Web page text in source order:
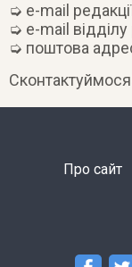
➭ e-mail
➭ e-mail
➭ поштова
Про сайт